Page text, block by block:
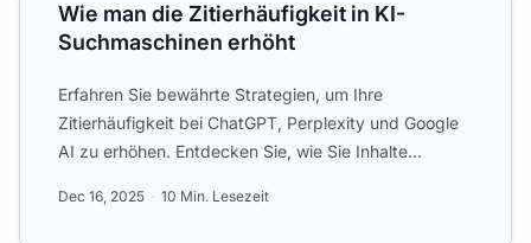
Wie man die Zitierhäufigkeit in KI-
Suchmaschinen erhöht
Erfahren Sie bewährte Strategien, um Ihre
Zitierhäufigkeit bei ChatGPT, Perplexity und Google
AI zu erhöhen. Entdecken Sie, wie Sie Inhalte
Dec 16, 2025 10 Min. Lesezeit